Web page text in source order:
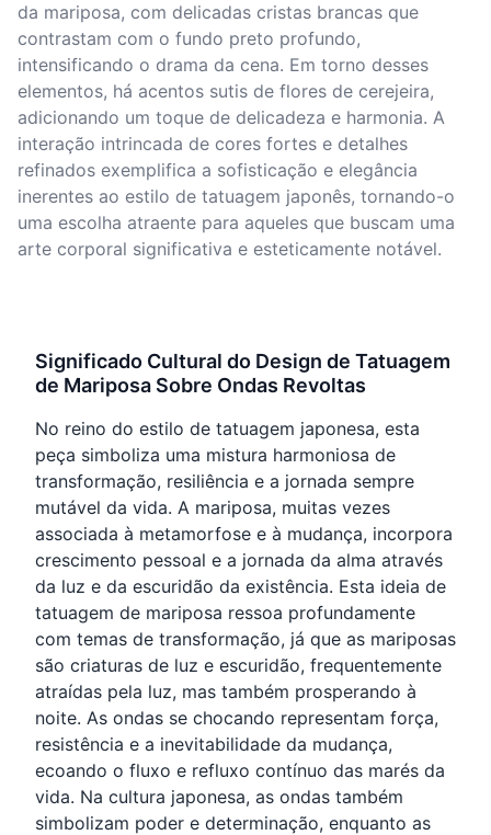
da mariposa, com delicadas cristas brancas que
contrastam com o fundo preto profundo,
intensificando o drama da cena. Em torno desses
elementos, há acentos sutis de flores de cerejeira,
adicionando um toque de delicadeza e harmonia. A
interação intrincada de cores fortes e detalhes
refinados exemplifica a sofisticação e elegância
inerentes ao estilo de tatuagem japonês, tornando-o
uma escolha atraente para aqueles que buscam uma
arte corporal significativa e esteticamente notável.
Significado Cultural do Design de Tatuagem
de Mariposa Sobre Ondas Revoltas
No reino do estilo de tatuagem japonesa, esta
peça simboliza uma mistura harmoniosa de
transformação, resiliência e a jornada sempre
mutável da vida. A mariposa, muitas vezes
associada à metamorfose e à mudança, incorpora
crescimento pessoal e a jornada da alma através
da luz e da escuridão da existência. Esta ideia de
tatuagem de mariposa ressoa profundamente
com temas de transformação, já que as mariposas
são criaturas de luz e escuridão, frequentemente
atraídas pela luz, mas também prosperando à
noite. As ondas se chocando representam força,
resistência e a inevitabilidade da mudança,
ecoando o fluxo e refluxo contínuo das marés da
vida. Na cultura japonesa, as ondas também
simbolizam poder e determinação, enquanto as